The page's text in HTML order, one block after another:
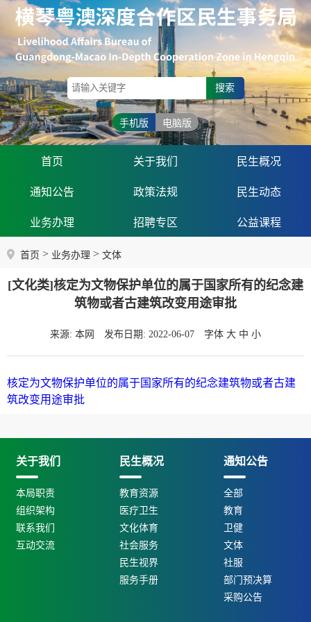
搜索
手机版 电脑版
首页 关于我们 民生概况
通知公告 政策法规 民生动态
业务办理 招聘专区 公益课程
首页 > 业务办理 > 文体
[文化类]核定为文物保护单位的属于国家所有的纪念建
筑物或者古建筑改变用途审批
来源: 本网 发布日期: 2022-06-07 字体 大 中 小
核定为文物保护单位的属于国家所有的纪念建筑物或者古建
筑改变用途审批
关于我们
本局职责
组织架构
联系我们
互动交流
民生概况
教育资源
医疗卫生
文化体育
社会服务
民生视界
服务手册
通知公告
全部
教育
卫健
文体
社服
部门预决算
采购公告